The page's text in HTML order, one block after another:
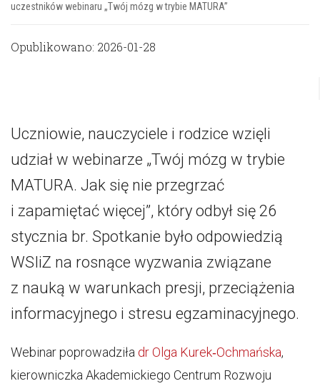
uczestników webinaru „Twój mózg w trybie MATURA”
Opublikowano: 2026-01-28
Uczniowie, nauczyciele i rodzice wzięli
udział w webinarze „Twój mózg w trybie
MATURA. Jak się nie przegrzać
i zapamiętać więcej”, który odbył się 26
stycznia br. Spotkanie było odpowiedzią
WSIiZ na rosnące wyzwania związane
z nauką w warunkach presji, przeciążenia
informacyjnego i stresu egzaminacyjnego.
Webinar poprowadziła dr Olga Kurek‑Ochmańska,
kierowniczka Akademickiego Centrum Rozwoju